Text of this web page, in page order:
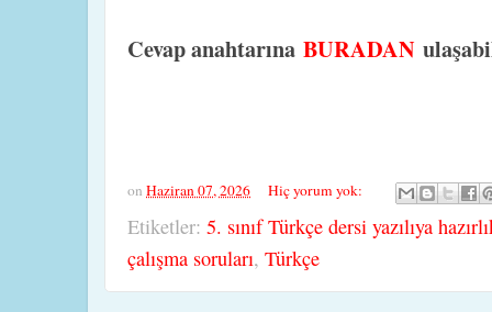
Cevap anahtarına BURADAN
on Haziran 07, 2026 Hiç yorum yok:
Etiketler: 5. sınıf Türkçe dersi yazılıya
çalışma soruları, Türkçe